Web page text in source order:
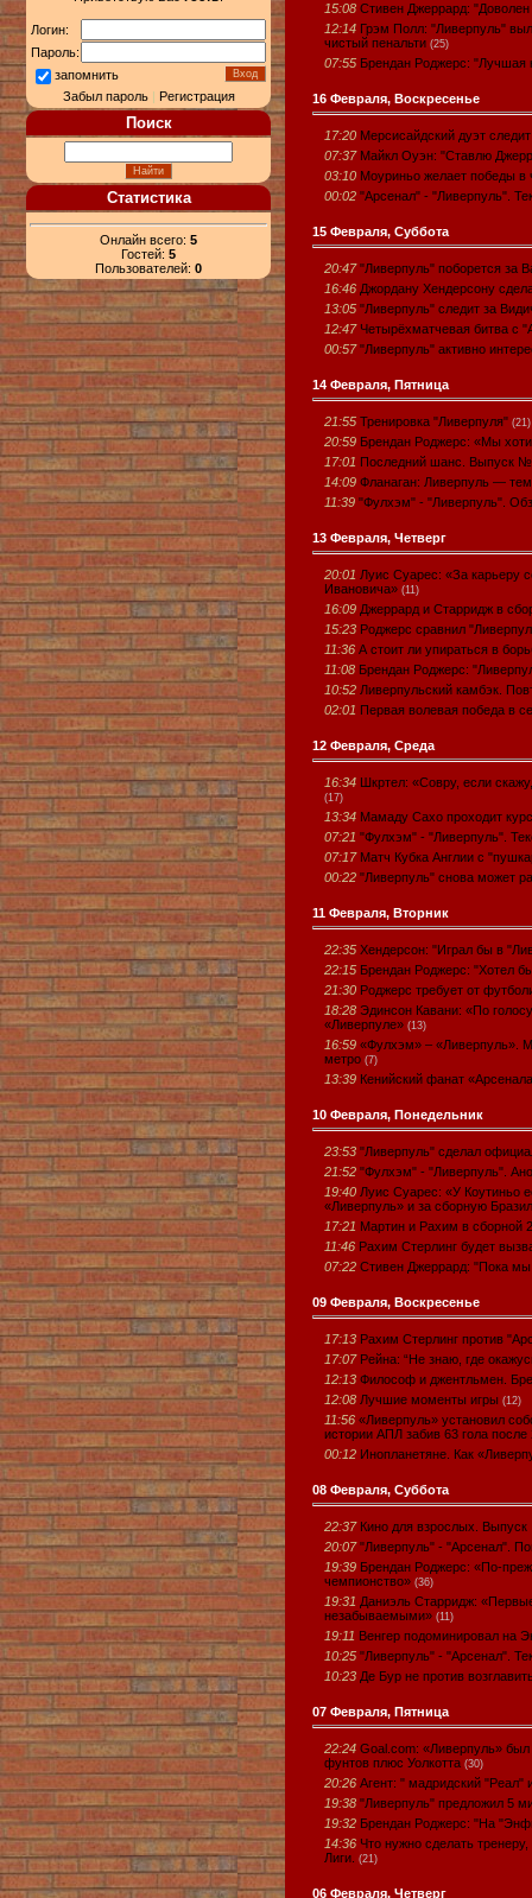
Логин:
Пароль:
запомнить
Забыл пароль| Регистрация
Поиск
Статистика
Онлайн всего: 5
Гостей: 5
Пользователей: 0
15:08 Стивен Джеррард: "Доволен
12:14 Грэм Полл: "Ливерпуль"
чистый пенальти (25)
07:55 Брендан Роджерс: "Лучшая
16 Февраля, Воскресенье
17:20 Мерсисайдский дуэт
07:37 Майкл Оуэн: "Ставлю
03:10 Моуриньо желает победы в
00:02 "Арсенал" - "Ливерпуль".
15 Февраля, Суббота
20:47 "Ливерпуль" поборется за
16:46 Джордану Хендерсону
13:05 "Ливерпуль" следит за
12:47 Четырёхматчевая битва с
00:57 "Ливерпуль" активно
14 Февраля, Пятница
21:55 Тренировка "Ливерпуля" (21)
20:59 Брендан Роджерс: «Мы
17:01 Последний шанс. Выпуск
14:09 Фланаган: Ливерпуль —
11:39 "Фулхэм" - "Ливерпуль".
13 Февраля, Четверг
20:01 Луис Суарес: «За карьеру
Ивановича» (11)
16:09 Джеррард и Старридж в
15:23 Роджерс сравнил
11:36 А стоит ли упираться в
11:08 Брендан Роджерс:
10:52 Ливерпульский камбэк.
02:01 Первая волевая победа в
12 Февраля, Среда
16:34 Шкртел: «Совру, если
(17)
13:34 Мамаду Сахо проходит
07:21 "Фулхэм" - "Ливерпуль".
07:17 Матч Кубка Англии с
00:22 "Ливерпуль" снова может
11 Февраля, Вторник
22:35 Хендерсон: "Играл бы в
22:15 Брендан Роджерс: "Хотел
21:30 Роджерс требует от
18:28 Эдинсон Кавани: «По
«Ливерпуле» (13)
16:59 «Фулхэм» – «Ливерпуль».
метро (7)
13:39 Кенийский фанат
10 Февраля, Понедельник
23:53 "Ливерпуль" сделал
21:52 "Фулхэм" - "Ливерпуль".
19:40 Луис Суарес: «У Коутиньо
«Ливерпуль» и за сборную
17:21 Мартин и Рахим в сборной
11:46 Рахим Стерлинг будет
07:22 Стивен Джеррард: "Пока
09 Февраля, Воскресенье
17:13 Рахим Стерлинг против
17:07 Рейна: “Не знаю, где
12:13 Философ и джентльмен.
12:08 Лучшие моменты игры (12)
11:56 «Ливерпуль» установил
истории АПЛ забив 63 гола после
00:12 Инопланетяне. Как
08 Февраля, Суббота
22:37 Кино для взрослых.
20:07 "Ливерпуль" - "Арсенал".
19:39 Брендан Роджерс: «По-
чемпионство» (36)
19:31 Даниэль Старридж:
незабываемыми» (11)
19:11 Венгер подоминировал на
10:25 "Ливерпуль" - "Арсенал".
10:23 Де Бур не против
07 Февраля, Пятница
22:24 Goal.com: «Ливерпуль»
фунтов плюс Уолкотта (30)
20:26 Агент: " мадридский "Реал"
19:38 "Ливерпуль" предложил 5
19:32 Брендан Роджерс: "На
14:36 Что нужно сделать
Лиги. (21)
06 Февраля, Четверг